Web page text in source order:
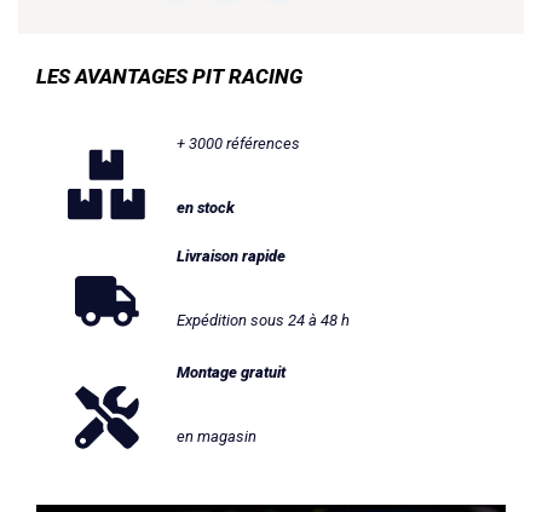
LES AVANTAGES PIT RACING
+ 3000 références
en stock
Livraison rapide
Expédition sous 24 à 48 h
Montage gratuit
en magasin